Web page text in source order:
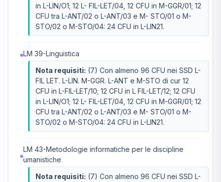
in L-LIN/O1; 12 L- FIL-LET/04, 12 CFU in M-GGR/01; 12
CFU tra L-ANT/02 o L-ANT/03 e M- STO/01 o M-
STO/02 o M-STO/04: 24 CFU in L-LIN21.
LM 39-Linguistica
Nota requisiti: (7) Con almeno 96 CFU nei SSD L-
FIL LET. L-LIN. M-GGR. L-ANT e M-STO di cur 12
CFU in L-FIL-LET/10; 12 CFU in L FIL-LET/12; 12 CFU
in L-LIN/O1; 12 L- FIL-LET/04, 12 CFU in M-GGR/01; 12
CFU tra L-ANT/02 o L-ANT/03 e M- STO/01 o M-
STO/02 o M-STO/04: 24 CFU in L-LIN21.
LM 43-Metodologie informatiche per le discipline
umanistiche
Nota requisiti: (7) Con almeno 96 CFU nei SSD L-